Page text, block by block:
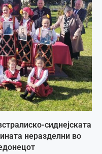
сиднејската
неразделни во